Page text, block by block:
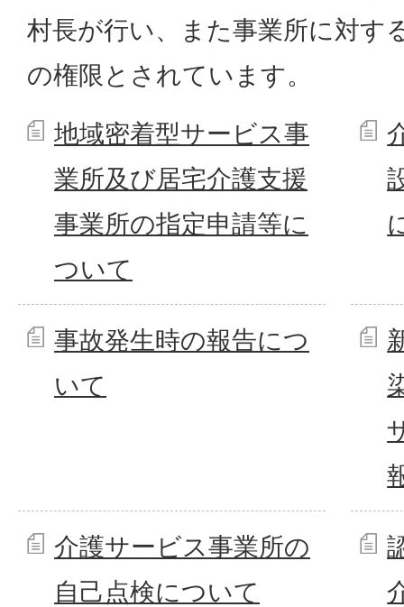
村長が行い、また事業所に対す
の権限とされています。
地域密着型サービス事
業所及び居宅介護支援
事業所の指定申請等に
ついて
事故発生時の報告につ
いて
介護サービス事業所の
自己点検について